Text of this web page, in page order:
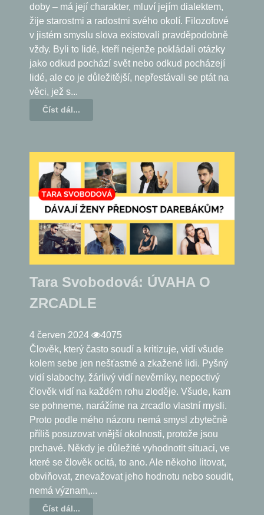
doby – má její charakter, mluví jejím dialektem,
žije starostmi a radostmi svého okolí. Filozofové
v jistém smyslu slova existovali pravděpodobně
vždy. Byli to lidé, kteří nejenže pokládali otázky
jako odkud pochází svět nebo odkud pocházejí
lidé, ale co je důležitější, nepřestávali se ptát na
věci, jež s...
Číst dál...
Tara Svobodová: ÚVAHA O
ZRCADLE
4 červen 2024
4075
Člověk, který často soudí a kritizuje, vidí všude
kolem sebe jen nešťastné a zkažené lidi. Pyšný
vidí slabochy, žárlivý vidí nevěrníky, nepoctivý
člověk vidí na každém rohu zloděje. Všude, kam
se pohneme, narážíme na zrcadlo vlastní mysli.
Proto podle mého názoru nemá smysl zbytečně
příliš posuzovat vnější okolnosti, protože jsou
prchavé. Někdy je důležité vyhodnotit situaci, ve
které se člověk ocitá, to ano. Ale někoho litovat,
obviňovat, znevažovat jeho hodnotu nebo soudit,
nemá význam,...
Číst dál...